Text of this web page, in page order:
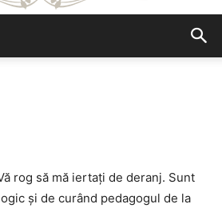
rog să mă iertaţi de deranj. Sunt
şi de curând pedagogul de la